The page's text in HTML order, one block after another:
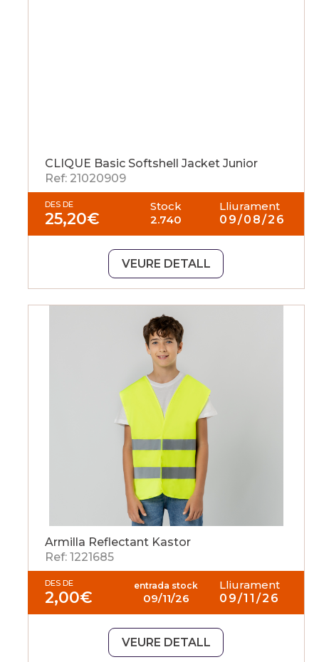
CLIQUE Basic Softshell Jacket Junior
Ref: 21020909
DES DE
25,20€
Stock
2.740
Lliurament
09/08/26
VEURE DETALL
Armilla Reflectant Kastor
Ref: 1221685
DES DE
2,00€
entrada stock
09/11/26
Lliurament
09/11/26
VEURE DETALL